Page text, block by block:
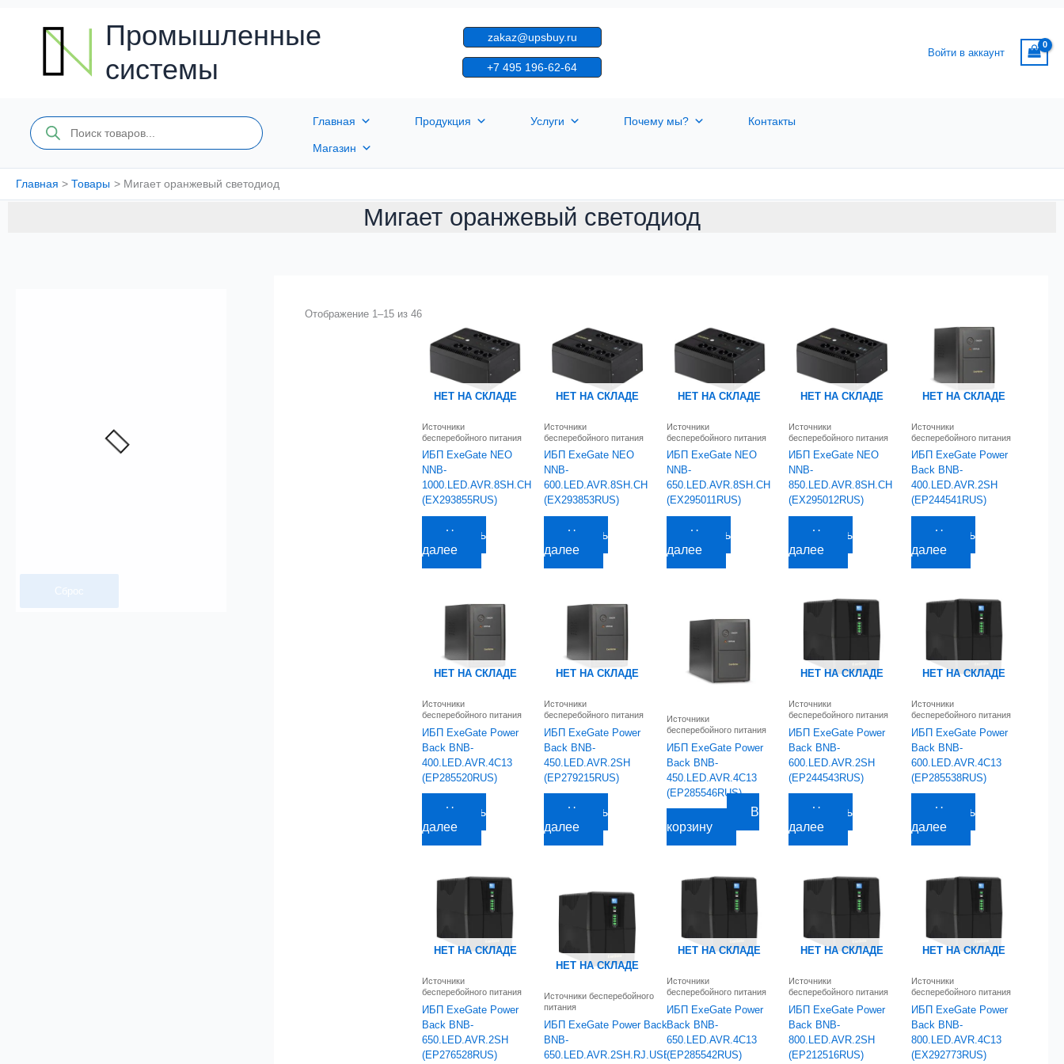
содержимому
Промышленные
системы
zakaz@upsbuy.ru
+7 495 196-62-64
Войти в аккаунт
Поиск
товаров
Главная Продукция Услуги Почему мы? Контакты
Магазин
Главная Товары Мигает оранжевый светодиод
Мигает оранжевый светодиод
Сброс
Отображение 1–15 из 46
НЕТ НА СКЛАДЕ
Источники
бесперебойного питания
ИБП ExeGate NEO
NNB-
1000.LED.AVR.8SH.CH
(EX293855RUS)
Читать
далее
НЕТ НА СКЛАДЕ
Источники
бесперебойного питания
ИБП ExeGate NEO
NNB-
600.LED.AVR.8SH.CH
(EX293853RUS)
Читать
далее
НЕТ НА СКЛАДЕ
Источники
бесперебойного питания
ИБП ExeGate NEO
NNB-
650.LED.AVR.8SH.CH
(EX295011RUS)
Читать
далее
НЕТ НА СКЛАДЕ
Источники
бесперебойного питания
ИБП ExeGate NEO
NNB-
850.LED.AVR.8SH.CH
(EX295012RUS)
Читать
далее
НЕТ НА СКЛАДЕ
Источники
бесперебойного питания
ИБП ExeGate Power
Back BNB-
400.LED.AVR.2SH
(EP244541RUS)
Читать
далее
НЕТ НА СКЛАДЕ
Источники
бесперебойного питания
ИБП ExeGate Power
Back BNB-
400.LED.AVR.4C13
(EP285520RUS)
Читать
далее
НЕТ НА СКЛАДЕ
Источники
бесперебойного питания
ИБП ExeGate Power
Back BNB-
450.LED.AVR.2SH
(EP279215RUS)
Читать
далее
Источники
бесперебойного питания
ИБП ExeGate Power
Back BNB-
450.LED.AVR.4C13
(EP285546RUS)
В
корзину
НЕТ НА СКЛАДЕ
Источники
бесперебойного питания
ИБП ExeGate Power
Back BNB-
600.LED.AVR.2SH
(EP244543RUS)
Читать
далее
НЕТ НА СКЛАДЕ
Источники
бесперебойного питания
ИБП ExeGate Power
Back BNB-
600.LED.AVR.4C13
(EP285538RUS)
Читать
далее
НЕТ НА СКЛАДЕ
Источники
бесперебойного питания
ИБП ExeGate Power
Back BNB-
650.LED.AVR.2SH
(EP276528RUS)
НЕТ НА СКЛАДЕ
Источники бесперебойного
питания
ИБП ExeGate Power Back
BNB-
650.LED.AVR.2SH.RJ.USB
НЕТ НА СКЛАДЕ
Источники
бесперебойного питания
ИБП ExeGate Power
Back BNB-
650.LED.AVR.4C13
(EP285542RUS)
НЕТ НА СКЛАДЕ
Источники
бесперебойного питания
ИБП ExeGate Power
Back BNB-
800.LED.AVR.2SH
(EP212516RUS)
НЕТ НА СКЛАДЕ
Источники
бесперебойного питания
ИБП ExeGate Power
Back BNB-
800.LED.AVR.4C13
(EX292773RUS)